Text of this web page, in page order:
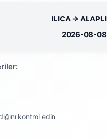
ILICA → ALAPLI
2026-08-08
kontrol edin